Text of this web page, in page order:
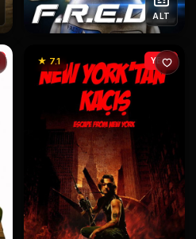
ALT
★ 7.1 YENİ